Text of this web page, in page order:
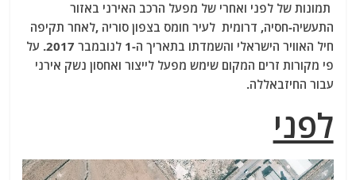
at
s
A
p
p
e
g
ra
m
ai
l
itt
er
c
e
b
תמונות של לפני ואחרי של מפעל הרכב האירני באזור
התעשיה-חסיה, דרומית לעיר חומס בצפון סוריה ,לאחר תקיפה
חיל האוויר הישראלי והשמדתו בתאריך ה-1 לנובמבר 2017. על
פי מקורות זרים המקום שימש מפעל לייצור ואחסון נשק אירני
עבור החיזבאללה.
לפני